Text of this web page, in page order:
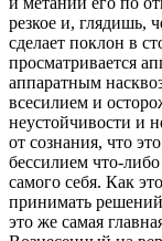
резкое и, глядишь,
сделает поклон в
просматривается
аппаратным
всесилием и
неустойчивости и
от сознания, что
бессилием что-
самого себя. Как
принимать
это же самая